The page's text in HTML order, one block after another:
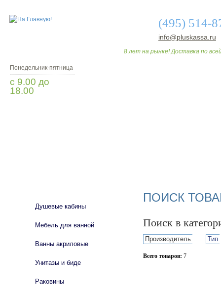
(495) 514-
info@pluskassa.ru
8 лет на рынке! Доставка по
Понедельник-пятница
с 9.00 до
18.00
ПОИСК
Поиск в
Производитель Тип
Всего товаров: 7
Душевые кабины
Мебель для ванной
Ванны акриловые
Унитазы и биде
Раковины